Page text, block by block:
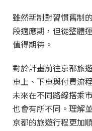
雖然新制對習慣舊制
段適應期，但從整體
值得期待。
對於計畫前往京都旅
車上、下車與付費流
未來在不同路線搭乘
也會有所不同。理解
京都的旅遊行程更加